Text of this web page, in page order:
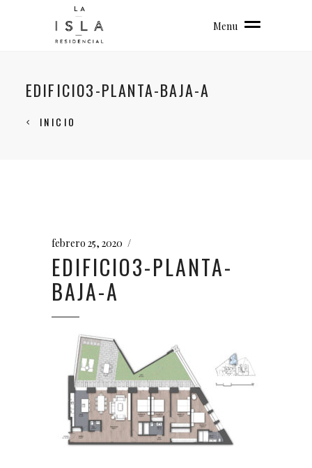
Menu
EDIFICIO3-PLANTA-BAJA-A
INICIO
febrero 25, 2020
EDIFICIO3-PLANTA-
BAJA-A